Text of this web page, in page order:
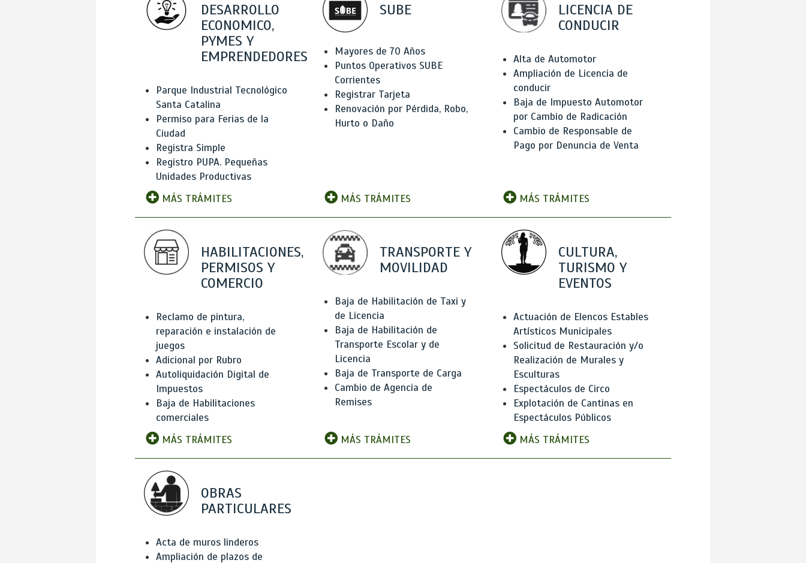
DESARROLLO
ECONOMICO,
PYMES Y
EMPRENDEDORES
Parque Industrial Tecnológico
Santa Catalina
Permiso para Ferias de la
Ciudad
Registra Simple
Registro PUPA. Pequeñas
Unidades Productivas
MÁS TRÁMITES
SUBE
Mayores de 70 Años
Puntos Operativos SUBE
Corrientes
Registrar Tarjeta
Renovación por Pérdida, Robo,
Hurto o Daño
MÁS TRÁMITES
LICENCIA DE
CONDUCIR
Alta de Automotor
Ampliación de Licencia de
conducir
Baja de Impuesto Automotor
por Cambio de Radicación
Cambio de Responsable de
Pago por Denuncia de Venta
MÁS TRÁMITES
HABILITACIONES,
PERMISOS Y
COMERCIO
Reclamo de pintura,
reparación e instalación de
juegos
Adicional por Rubro
Autoliquidación Digital de
Impuestos
Baja de Habilitaciones
comerciales
MÁS TRÁMITES
TRANSPORTE Y
MOVILIDAD
Baja de Habilitación de Taxi y
de Licencia
Baja de Habilitación de
Transporte Escolar y de
Licencia
Baja de Transporte de Carga
Cambio de Agencia de
Remises
MÁS TRÁMITES
CULTURA,
TURISMO Y
EVENTOS
Actuación de Elencos Estables
Artísticos Municipales
Solicitud de Restauración y/o
Realización de Murales y
Esculturas
Espectáculos de Circo
Explotación de Cantinas en
Espectáculos Públicos
MÁS TRÁMITES
OBRAS
PARTICULARES
Acta de muros linderos
Ampliación de plazos de